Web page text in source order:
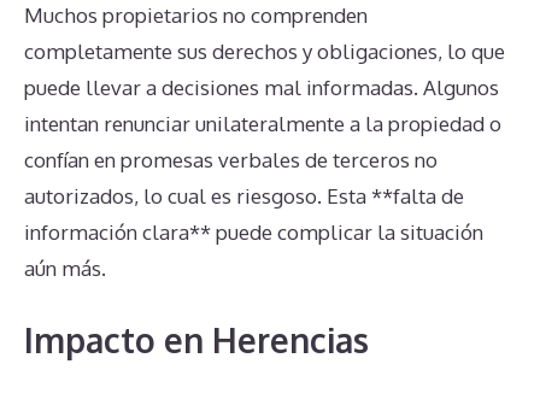
Muchos propietarios no comprenden
completamente sus derechos y obligaciones, lo que
puede llevar a decisiones mal informadas. Algunos
intentan renunciar unilateralmente a la propiedad o
confían en promesas verbales de terceros no
autorizados, lo cual es riesgoso. Esta **falta de
información clara** puede complicar la situación
aún más.
Impacto en Herencias